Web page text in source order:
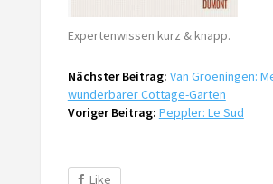
Expertenwissen kurz & knapp.
Nächster Beitrag: Van Groeningen:
wunderbarer Cottage-Garten
Voriger Beitrag: Peppler: Le Sud
Like